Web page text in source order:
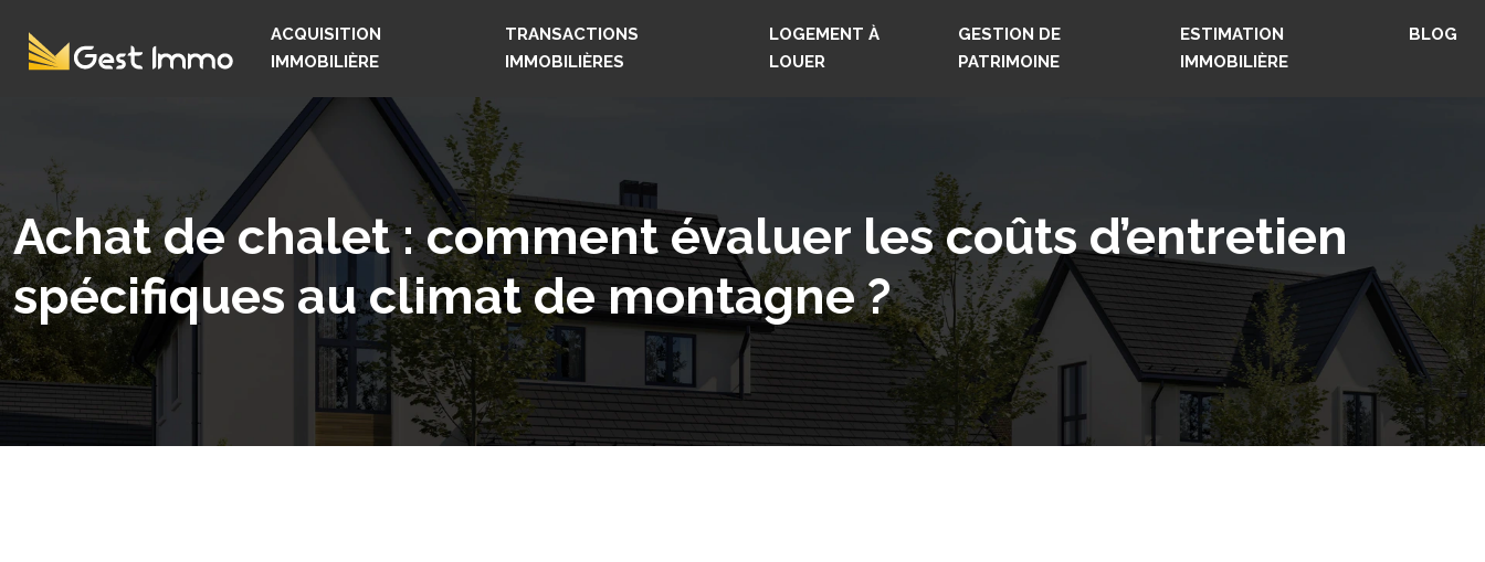
ACQUISITION
IMMOBILIÈRE
TRANSACTIONS
IMMOBILIÈRES
LOGEMENT À
LOUER
GESTION DE
PATRIMOINE
ESTIMATION
IMMOBILIÈRE
BLOG
Achat de chalet : comment évaluer les coûts d’entretien
spécifiques au climat de montagne ?